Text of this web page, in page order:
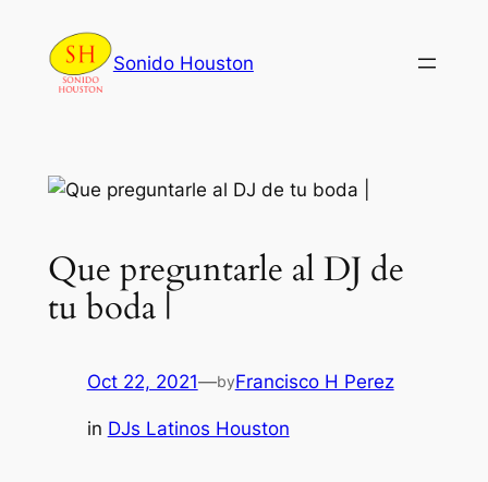
content
Sonido Houston
Que preguntarle al DJ de
tu boda |
Oct 22, 2021—byFrancisco H Perez
in DJs Latinos Houston